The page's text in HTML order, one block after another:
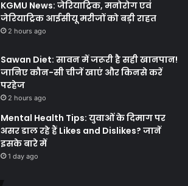
KGMU News: जेरियाट्रिक, मनोरोग एवं
जेरियाट्रिक आईसीयू मरीजों को बड़ी राहत
2 hours ago
Sawan Diet: सावन में जरूरी है सही खानपान!
जानिए कौन-सी चीजें खाएं और किनसे करें
परहेज
2 hours ago
Mental Health Tips: युवाओं के दिमाग पर
असर डाल रहे हैं Likes and Dislikes? जानें
इसके बारे में
1 day ago